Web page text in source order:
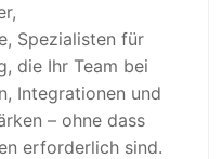
Spezialisten für
die Ihr Team bei
Integrationen und
– ohne dass
erforderlich sind.